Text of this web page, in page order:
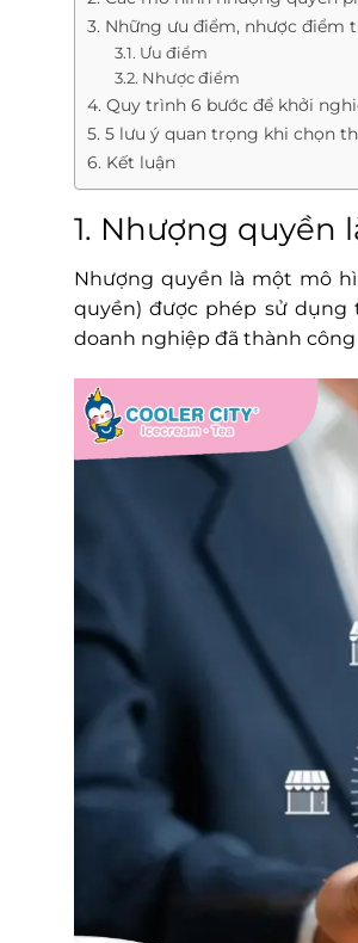
3. Những ưu điểm, nhược điểm
3.1. Ưu điểm
3.2. Nhược điểm
4. Quy trình 6 bước để khởi
5. 5 lưu ý quan trọng khi chọn
6. Kết luận
1. Nhượng quyền
Nhượng quyền là một mô
quyền) được phép sử dụng
doanh nghiệp đã thành